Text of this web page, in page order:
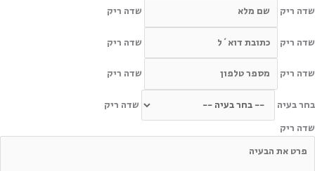
שדה ריק שדה ריק
שדה ריק שדה ריק
שדה ריק שדה ריק
בחר בעיה
שדה ריק
שדה ריק